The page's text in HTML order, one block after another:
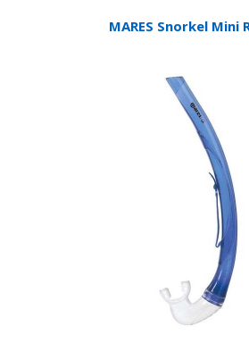
MARES Snorkel Mini